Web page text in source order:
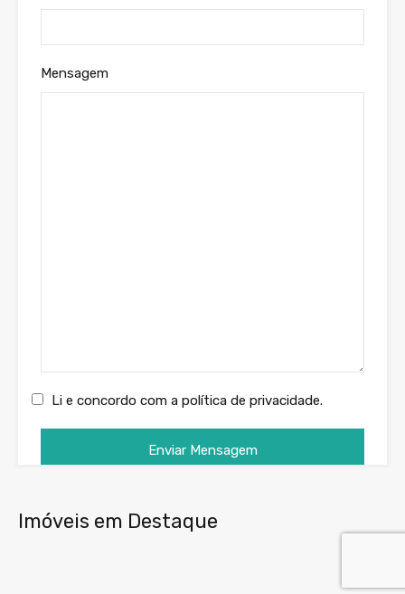
Mensagem
Li e concordo com a política de privacidade.
Imóveis em Destaque